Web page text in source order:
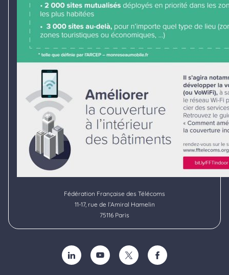
Fédération Française des Télécoms
11-17, rue de l’Amiral Hamelin
75116 Paris
SUIVEZ-NOUS SUR LINKEDIN (NOUVELLE FENÊTRE)
SUIVEZ-NOUS SUR YOUTUBE (NOUVELLE
SUIVEZ-NOUS SUR TWITTER
SUIVEZ-NOUS SUR